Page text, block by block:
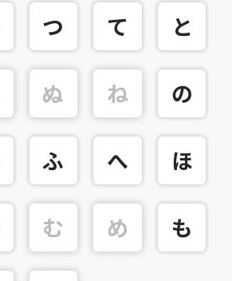
つ て と
ぬ ね の
ふ へ ほ
む め も